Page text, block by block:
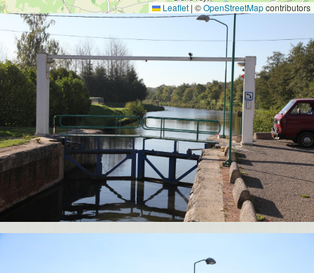
Leaflet | ©OpenStreetMapcontributors